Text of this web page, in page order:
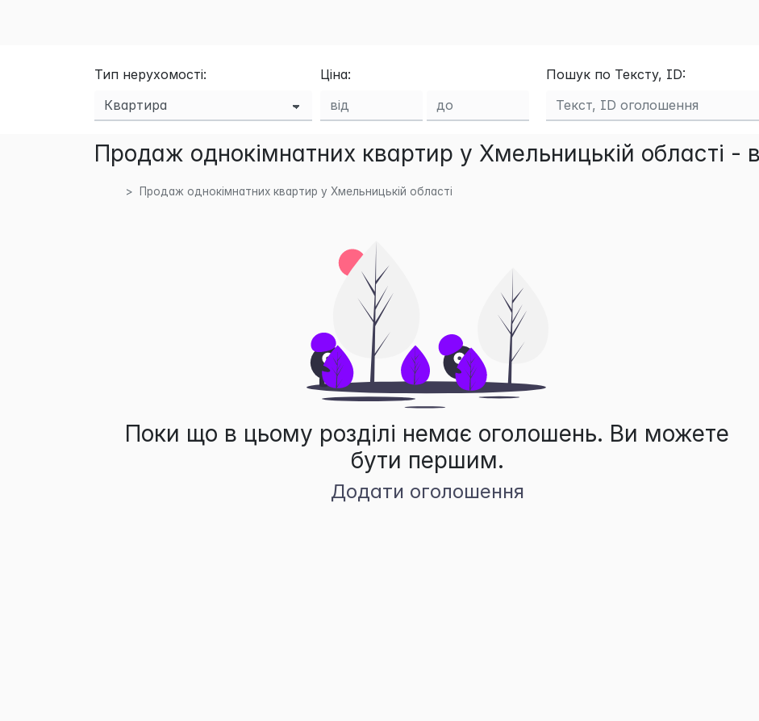
Тип нерухомості: Ціна: Пошук по Тексту, ID:
Продаж однокімнатних квартир у Хмельницькій області -
Продаж однокімнатних квартир у Хмельницькій області
Поки що в цьому розділі немає оголошень. Ви можете
бути першим.
Додати оголошення